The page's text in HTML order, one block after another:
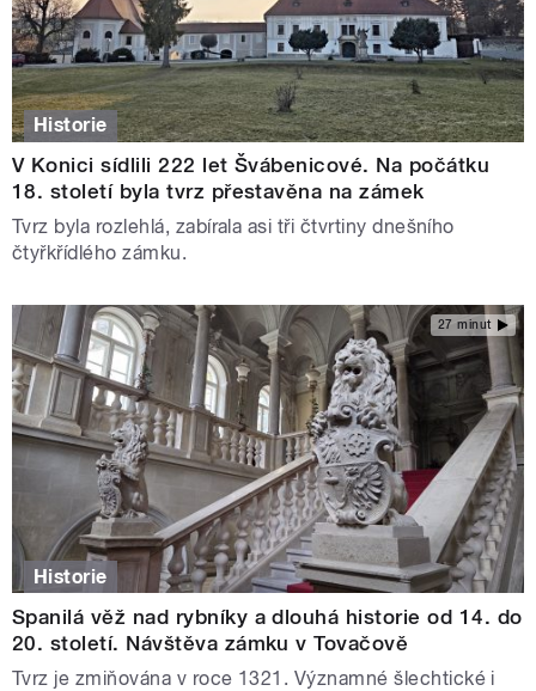
Historie
V Konici sídlili 222 let Švábenicové. Na počátku
18. století byla tvrz přestavěna na zámek
Tvrz byla rozlehlá, zabírala asi tři čtvrtiny dnešního
čtyřkřídlého zámku.
27 minut
Historie
Spanilá věž nad rybníky a dlouhá historie od 14. do
20. století. Návštěva zámku v Tovačově
Tvrz je zmiňována v roce 1321. Významné šlechtické i